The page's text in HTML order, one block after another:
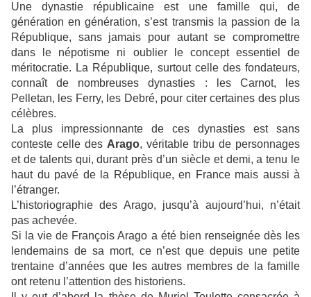
Une dynastie républicaine est une famille qui, de
génération en génération, s’est transmis la passion de la
République, sans jamais pour autant se compromettre
dans le népotisme ni oublier le concept essentiel de
méritocratie. La République, surtout celle des fondateurs,
connaît de nombreuses dynasties : les Carnot, les
Pelletan, les Ferry, les Debré, pour citer certaines des plus
célèbres.
La plus impressionnante de ces dynasties est sans
conteste celle des Arago, véritable tribu de personnages
et de talents qui, durant près d’un siècle et demi, a tenu le
haut du pavé de la République, en France mais aussi à
l’étranger.
L’historiographie des Arago, jusqu’à aujourd’hui, n’était
pas achevée.
Si la vie de François Arago a été bien renseignée dès les
lendemains de sa mort, ce n’est que depuis une petite
trentaine d’années que les autres membres de la famille
ont retenu l’attention des historiens.